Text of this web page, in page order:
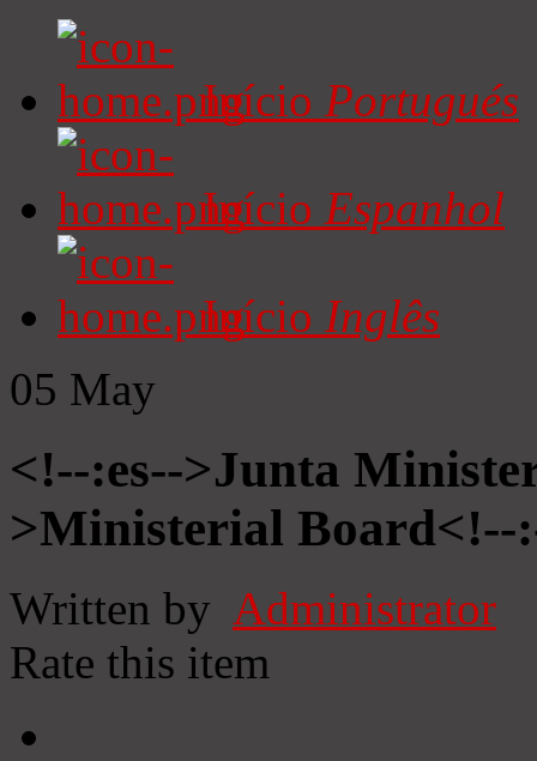
Início Portugués
Início Espanhol
Início Inglês
05 May
<!--:es-->Junta
>Ministerial Board<!--
Written by Administrator
Rate this item